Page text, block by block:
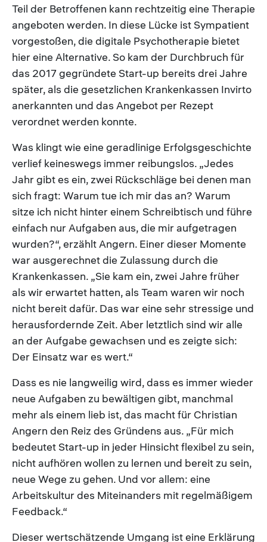
Teil der Betroffenen kann rechtzeitig eine Therapie
angeboten werden. In diese Lücke ist Sympatient
vorgestoßen, die digitale Psychotherapie bietet
hier eine Alternative. So kam der Durchbruch für
das 2017 gegründete Start-up bereits drei Jahre
später, als die gesetzlichen Krankenkassen Invirto
anerkannten und das Angebot per Rezept
verordnet werden konnte.
Was klingt wie eine geradlinige Erfolgsgeschichte
verlief keineswegs immer reibungslos. „Jedes
Jahr gibt es ein, zwei Rückschläge bei denen man
sich fragt: Warum tue ich mir das an? Warum
sitze ich nicht hinter einem Schreibtisch und führe
einfach nur Aufgaben aus, die mir aufgetragen
wurden?“, erzählt Angern. Einer dieser Momente
war ausgerechnet die Zulassung durch die
Krankenkassen. „Sie kam ein, zwei Jahre früher
als wir erwartet hatten, als Team waren wir noch
nicht bereit dafür. Das war eine sehr stressige und
herausfordernde Zeit. Aber letztlich sind wir alle
an der Aufgabe gewachsen und es zeigte sich:
Der Einsatz war es wert.“
Dass es nie langweilig wird, dass es immer wieder
neue Aufgaben zu bewältigen gibt, manchmal
mehr als einem lieb ist, das macht für Christian
Angern den Reiz des Gründens aus. „Für mich
bedeutet Start-up in jeder Hinsicht flexibel zu sein,
nicht aufhören wollen zu lernen und bereit zu sein,
neue Wege zu gehen. Und vor allem: eine
Arbeitskultur des Miteinanders mit regelmäßigem
Feedback.“
Dieser wertschätzende Umgang ist eine Erklärung